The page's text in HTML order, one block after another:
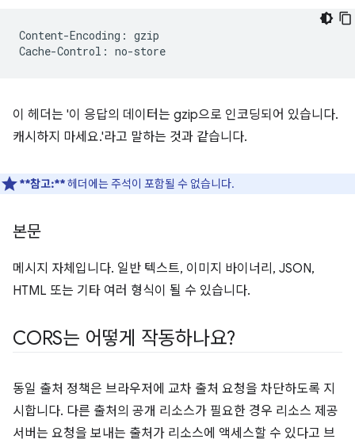
Content-Encoding: gzip
이 헤더는 '이 응답의 데이터는 gzip으로 인코딩되어 있습니다.
캐시하지 마세요.'라고 말하는 것과 같습니다.
**참고:**헤더에는 주석이 포함될 수 없습니다.
본문
메시지 자체입니다. 일반 텍스트, 이미지 바이너리, JSON,
HTML 또는 기타 여러 형식이 될 수 있습니다.
CORS는 어떻게 작동하나요?
동일 출처 정책은 브라우저에 교차 출처 요청을 차단하도록 지
시합니다. 다른 출처의 공개 리소스가 필요한 경우 리소스 제공
서버는 요청을 보내는 출처가 리소스에 액세스할 수 있다고 브